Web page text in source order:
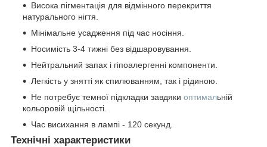
Висока пігментація для відмінного перекриття
натурального нігтя.
Мінімальне усадження під час носіння.
Носимість 3-4 тижні без відшаровування.
Нейтральний запах і гіпоалергенні компоненти.
Легкість у знятті як спилюванням, так і рідиною.
Не потребує темної підкладки завдяки оптимальній
кольоровій щільності.
Час висихання в лампі - 120 секунд.
Технічні характеристики